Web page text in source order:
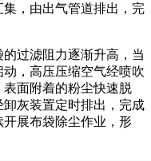
，由出气管道排出，完
过滤阻力逐渐升高，当
，高压压缩空气经喷吹
面附着的粉尘快速脱
灰装置定时排出，完成
展布袋除尘作业，形